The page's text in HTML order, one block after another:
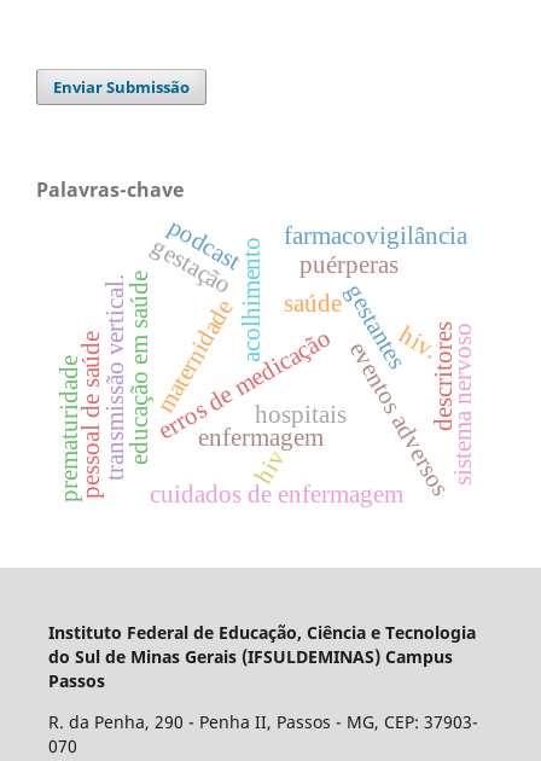
Enviar Submissão
Palavras-chave
gestantes
puérperas
maternidade
erros de medicação
hospitais
farmacovigilância
eventos adversos
educação em saúde enfermagem
hiv
gestação
transmissão vertical.
cuidados de enfermagem
acolhimento hiv.
saúde
podcast
pessoal de saúde descritoressistema nervoso
prematuridade
Instituto Federal de Educação, Ciência e Tecnologia
do Sul de Minas Gerais (IFSULDEMINAS) Campus
Passos
R. da Penha, 290 - Penha II, Passos - MG, CEP: 37903-
070